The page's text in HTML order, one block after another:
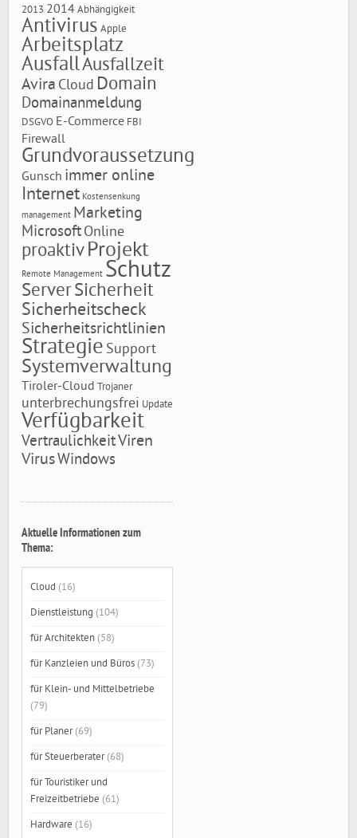
2013 2014 Abhängigkeit
Antivirus Apple
Arbeitsplatz
AusfallAusfallzeit
Avira Cloud Domain
Domainanmeldung
DSGVO E-Commerce FBI
Firewall
Grundvoraussetzung
Gunsch immer online
Internet Kostensenkung
management Marketing
Microsoft Online
proaktivProjekt
Remote Management Schutz
ServerSicherheit
Sicherheitscheck
Sicherheitsrichtlinien
Strategie Support
Systemverwaltung
Tiroler-Cloud Trojaner
unterbrechungsfrei Update
Verfügbarkeit
VertraulichkeitViren
VirusWindows
Aktuelle Informationen zum
Thema:
Cloud (16)
Dienstleistung (104)
für Architekten(58)
für Kanzleien und Büros(73)
für Klein- und Mittelbetriebe
(79)
für Planer(69)
für Steuerberater(68)
für Touristiker und
Freizeitbetriebe (61)
Hardware (16)